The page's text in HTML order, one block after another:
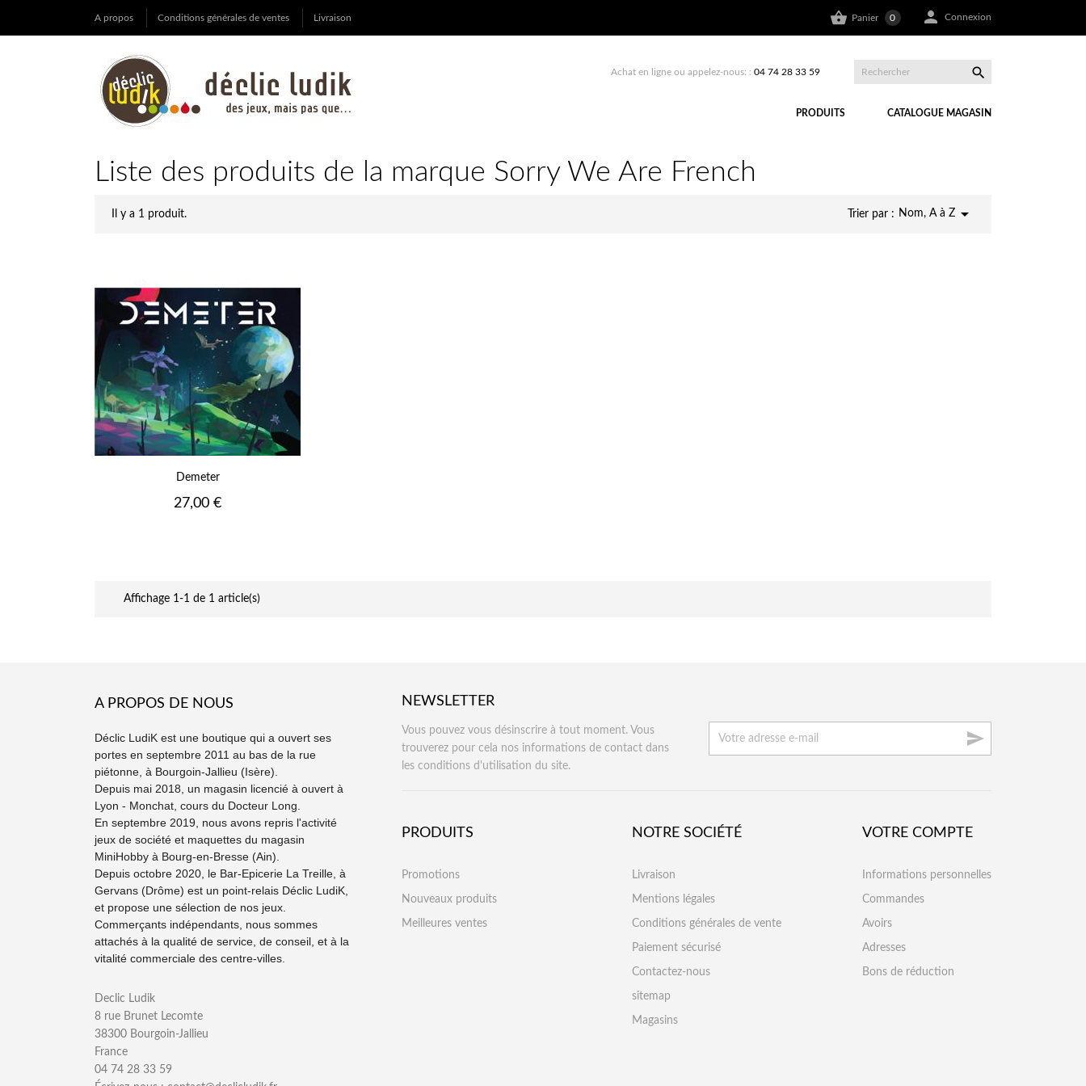
A propos Conditions générales de ventes Livraison  Panier 0  Connexion
Achat en ligne ou appelez-nous: : 04 74 28 33 59 
PRODUITS CATALOGUE MAGASIN
Liste des produits de la marque Sorry We Are French
Il y a 1 produit. Trier par : Nom, A à Z 
Demeter
Prix
27,00 €
Affichage 1-1 de 1 article(s)
A PROPOS DE NOUS
Déclic LudiK est une boutique qui a ouvert ses
portes en septembre 2011 au bas de la rue
piétonne, à Bourgoin-Jallieu (Isère).
Depuis mai 2018, un magasin licencié à ouvert à
Lyon - Monchat, cours du Docteur Long.
En septembre 2019, nous avons repris l'activité
jeux de société et maquettes du magasin
MiniHobby à Bourg-en-Bresse (Ain).
Depuis octobre 2020, le Bar-Epicerie La Treille, à
Gervans (Drôme) est un point-relais Déclic LudiK,
et propose une sélection de nos jeux.
Commerçants indépendants, nous sommes
attachés à la qualité de service, de conseil, et à la
vitalité commerciale des centre-villes.
Declic Ludik
8 rue Brunet Lecomte
38300 Bourgoin-Jallieu
France
04 74 28 33 59
NEWSLETTER
Vous pouvez vous désinscrire à tout moment. Vous
trouverez pour cela nos informations de contact dans
les conditions d'utilisation du site.

PRODUITS
Promotions
Nouveaux produits
Meilleures ventes
NOTRE SOCIÉTÉ
Livraison
Mentions légales
Conditions générales de vente
Paiement sécurisé
Contactez-nous
sitemap
Magasins
VOTRE COMPTE
Informations personnelles
Commandes
Avoirs
Adresses
Bons de réduction